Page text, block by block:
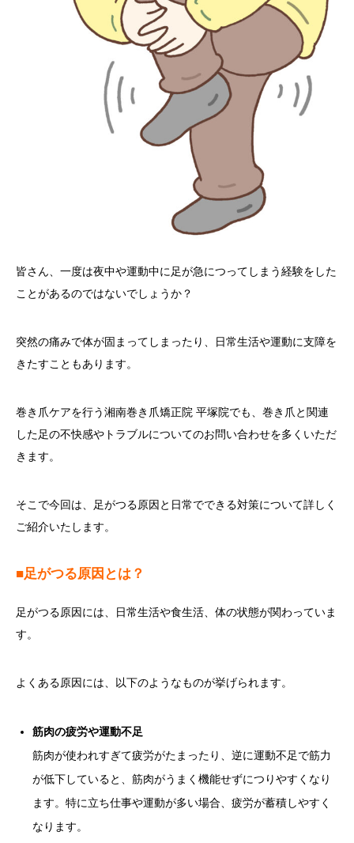
皆さん、一度は夜中や運動中に足が急につってしまう経験をした
ことがあるのではないでしょうか？
突然の痛みで体が固まってしまったり、日常生活や運動に支障を
きたすこともあります。
巻き爪ケアを行う湘南巻き爪矯正院 平塚院でも、巻き爪と関連
した足の不快感やトラブルについてのお問い合わせを多くいただ
きます。
そこで今回は、足がつる原因と日常でできる対策について詳しく
ご紹介いたします。
■足がつる原因とは？
足がつる原因には、日常生活や食生活、体の状態が関わっていま
す。
よくある原因には、以下のようなものが挙げられます。
筋肉の疲労や運動不足
筋肉が使われすぎて疲労がたまったり、逆に運動不足で筋力
が低下していると、筋肉がうまく機能せずにつりやすくなり
ます。特に立ち仕事や運動が多い場合、疲労が蓄積しやすく
なります。